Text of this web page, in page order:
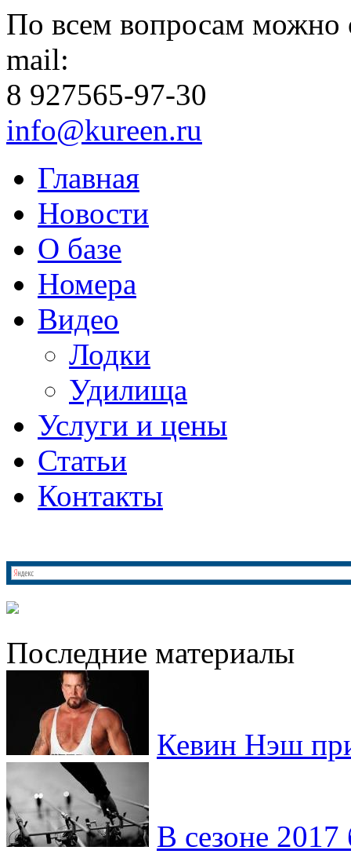
По всем вопросам можно
mail:
8 927565-97-30
info@kureen.ru
Главная
Новости
О базе
Номера
Видео
Лодки
Удилища
Услуги и цены
Статьи
Контакты
Последние материалы
Кевин Нэш
В сезоне 2017